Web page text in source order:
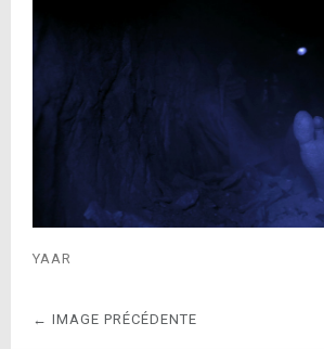
YAAR
← IMAGE PRÉCÉDENTE